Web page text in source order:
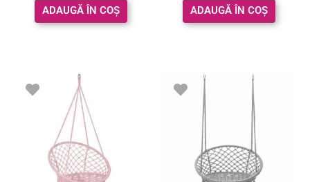
ADAUGĂ ÎN COȘ ADAUGĂ ÎN COȘ
119.00 lei.